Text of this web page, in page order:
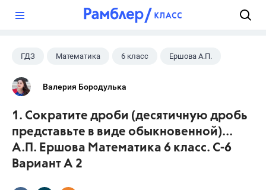
ГДЗ Математика 6 класс Ершова А.П.
Валерия Бородулька
1. Сократите дроби (десятичную дробь
представьте в виде обыкновенной)...
А.П. Ершова Математика 6 класс. С-6
Вариант А 2